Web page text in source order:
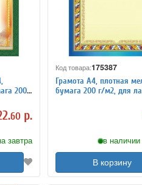
200
60р.
завтра
Код товара:175387
Грамота А4, плотная
бумага 200 г/м2, для
в наличии
В корзину